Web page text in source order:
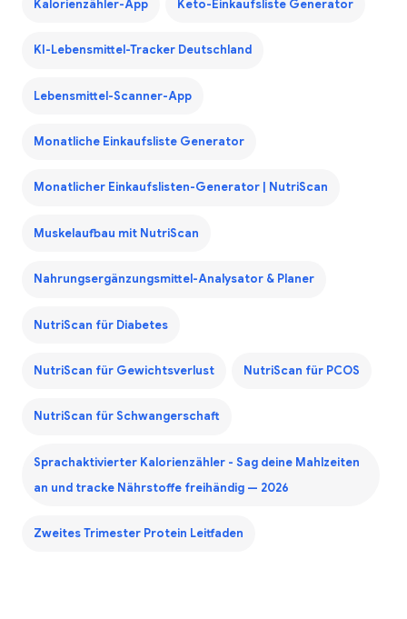
Kalorienzähler-App Keto-Einkaufsliste Generator
KI-Lebensmittel-Tracker Deutschland
Lebensmittel-Scanner-App
Monatliche Einkaufsliste Generator
Monatlicher Einkaufslisten-Generator | NutriScan
Muskelaufbau mit NutriScan
Nahrungsergänzungsmittel-Analysator & Planer
NutriScan für Diabetes
NutriScan für Gewichtsverlust NutriScan für PCOS
NutriScan für Schwangerschaft
Sprachaktivierter Kalorienzähler - Sag deine Mahlzeiten
an und tracke Nährstoffe freihändig — 2026
Zweites Trimester Protein Leitfaden